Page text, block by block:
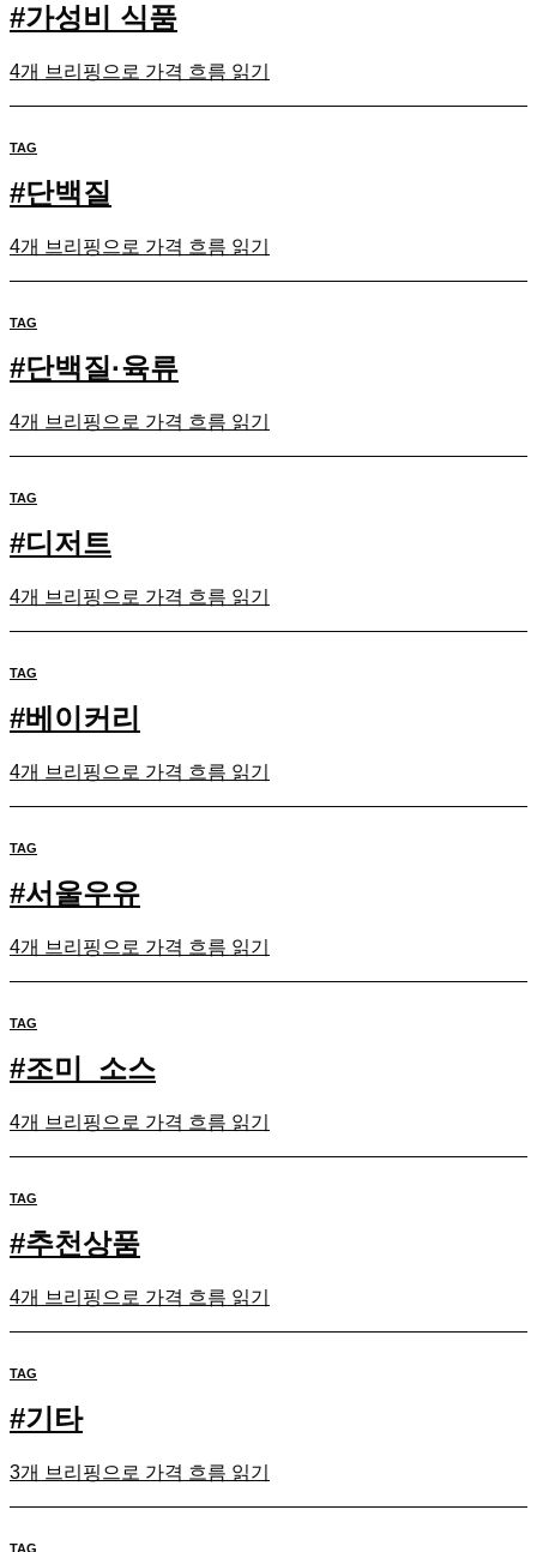
#가성비 식품
4개 브리핑으로 가격 흐름 읽기
TAG
#단백질
4개 브리핑으로 가격 흐름 읽기
TAG
#단백질·육류
4개 브리핑으로 가격 흐름 읽기
TAG
#디저트
4개 브리핑으로 가격 흐름 읽기
TAG
#베이커리
4개 브리핑으로 가격 흐름 읽기
TAG
#서울우유
4개 브리핑으로 가격 흐름 읽기
TAG
#조미_소스
4개 브리핑으로 가격 흐름 읽기
TAG
#추천상품
4개 브리핑으로 가격 흐름 읽기
TAG
#기타
3개 브리핑으로 가격 흐름 읽기
TAG